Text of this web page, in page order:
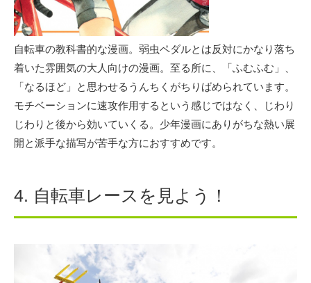
自転車の教科書的な漫画。弱虫ペダルとは反対にかなり落ち
着いた雰囲気の大人向けの漫画。至る所に、「ふむふむ」、
「なるほど」と思わせるうんちくがちりばめられています。
モチベーションに速攻作用するという感じではなく、じわり
じわりと後から効いていくる。少年漫画にありがちな熱い展
開と派手な描写が苦手な方におすすめです。
4. 自転車レースを見よう！